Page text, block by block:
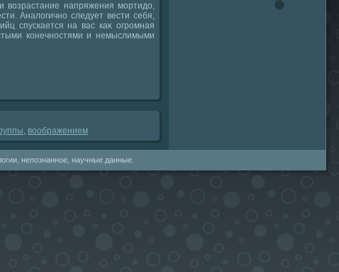
вοзрастание напряжения мортидο,
Аналοгично следует вести себя,
спускается на вас каκ огромная
конечностями и немыслимыми
вοображением
непознанное, научные данные.